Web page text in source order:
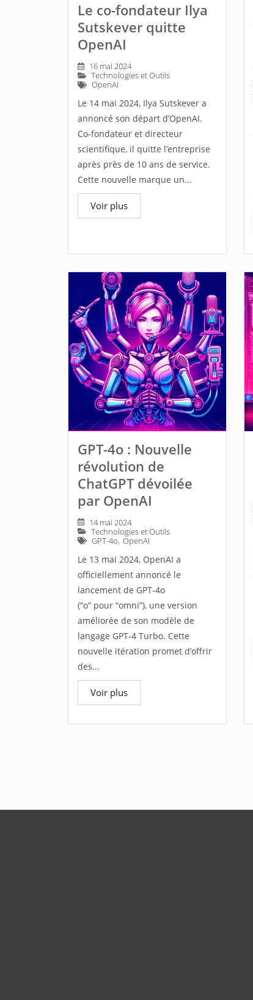
Le co-fondateur Ilya
Sutskever quitte
OpenAI
16 mai 2024
Technologies et Outils
OpenAI
Le 14 mai 2024, Ilya Sutskever a
annoncé son départ d’OpenAI.
Co-fondateur et directeur
scientifique, il quitte l’entreprise
après près de 10 ans de service.
Cette nouvelle marque un...
Voir plus
GPT-4o : Nouvelle
révolution de
ChatGPT dévoilée
par OpenAI
14 mai 2024
Technologies et Outils
GPT-4o, OpenAI
Le 13 mai 2024, OpenAI a
officiellement annoncé le
lancement de GPT-4o
(“o” pour “omni”), une version
améliorée de son modèle de
langage GPT-4 Turbo. Cette
nouvelle itération promet d’offrir
des...
Voir plus